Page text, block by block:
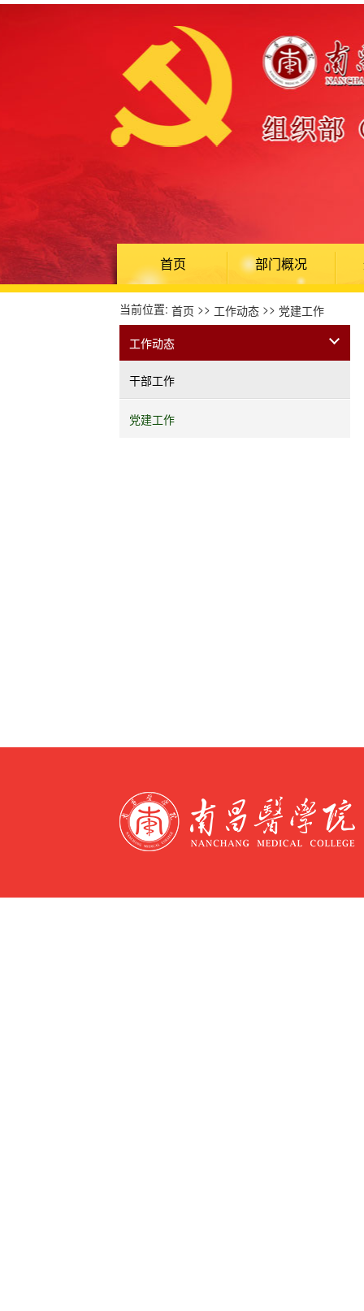
首页 部门概况
当前位置: 首页 >> 工作动态>> 党建工作
工作动态
干部工作
党建工作